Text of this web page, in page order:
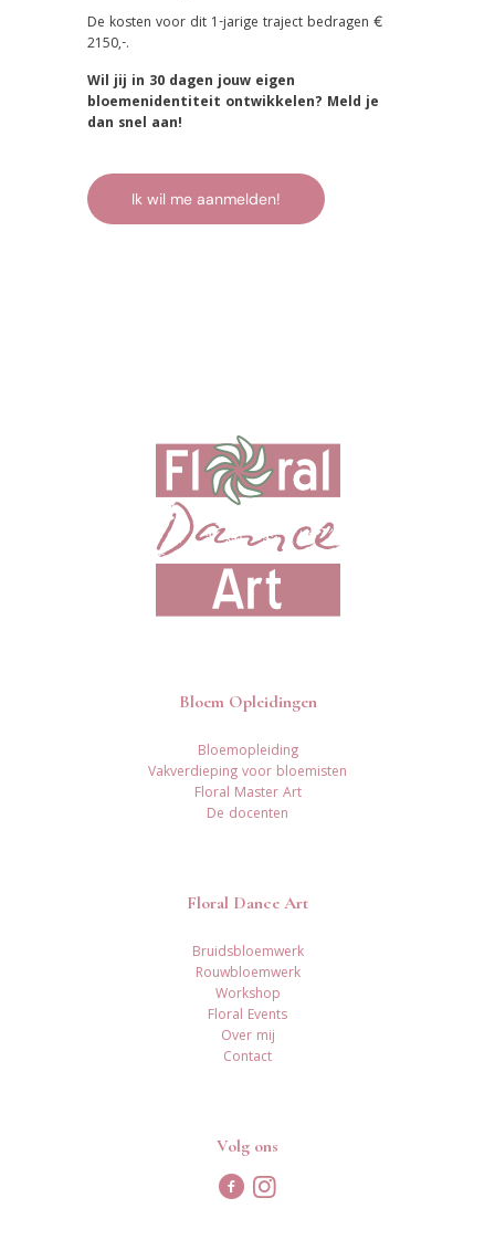
De kosten voor dit 1-jarige traject bedragen €
2150,-.
Wil jij in 30 dagen jouw eigen
bloemenidentiteit ontwikkelen? Meld je
dan snel aan!
Ik wil me aanmelden!
Bloem Opleidingen
Bloemopleiding
Vakverdieping voor bloemisten
Floral Master Art
De docenten
Floral Dance Art
Bruidsbloemwerk
Rouwbloemwerk
Workshop
Floral Events
Over mij
Contact
Volg ons